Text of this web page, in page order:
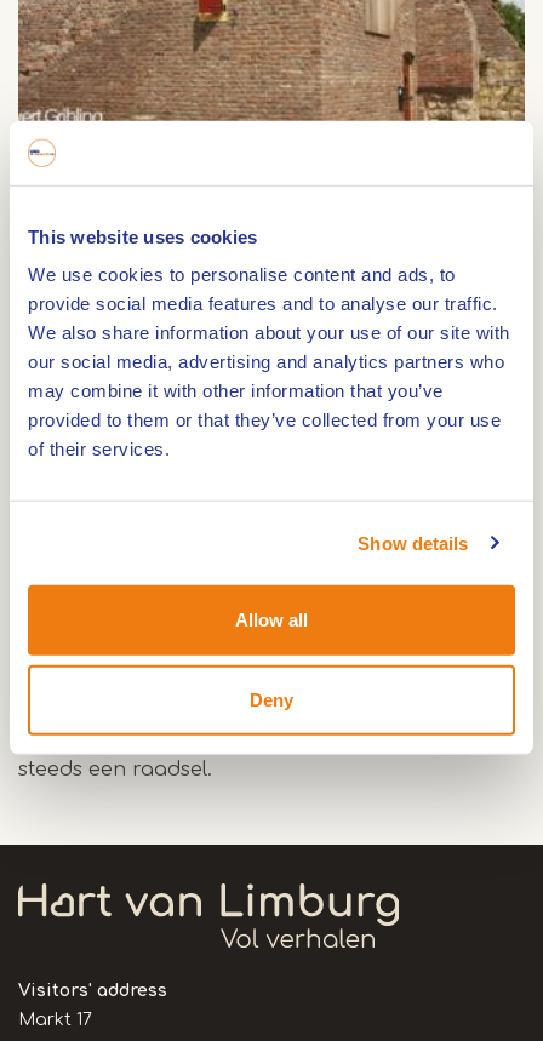
This website uses cookies
We use cookies to personalise content and ads, to
provide social media features and to analyse our traffic.
We also share information about your use of our site with
our social media, advertising and analytics partners who
may combine it with other information that you’ve
provided to them or that they’ve collected from your use
of their services.
Show details
Allow all
Deny
Cattentoren
Wilhelminasingel
6041 CH ROERMOND
stadsmuur van Roermond in een notendop. Maar
het is ook een mysterieus monument, ondanks
diepgaand onderzoek zijn bepaalde zaken nog
steeds een raadsel.
Visitors' address
Markt 17